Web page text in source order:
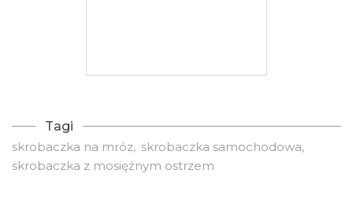
Tagi
skrobaczka na mróz skrobaczka samochodowa
skrobaczka z mosiężnym ostrzem